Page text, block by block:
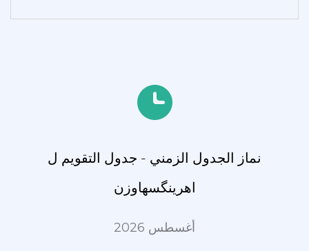
نماز الجدول الزمني - جدول التقويم ل
اهرینگسهاوزن
أغسطس 2026